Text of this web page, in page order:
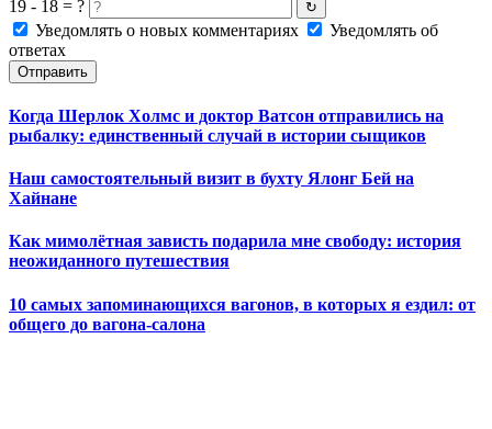
19 - 18 = ? ↻
Уведомлять о новых комментариях
Уведомлять об
ответах
Отправить
Когда Шерлок Холмс и доктор Ватсон отправились на
рыбалку: единственный случай в истории сыщиков
Наш самостоятельный визит в бухту Ялонг Бей на
Хайнане
Как мимолётная зависть подарила мне свободу: история
неожиданного путешествия
10 самых запоминающихся вагонов, в которых я ездил: от
общего до вагона-салона